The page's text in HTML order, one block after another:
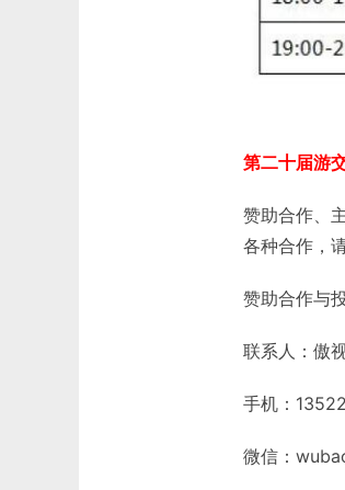
第二十届游
赞助合作、
各种合作，
赞助合作与
联系人：傲
手机：
微信：